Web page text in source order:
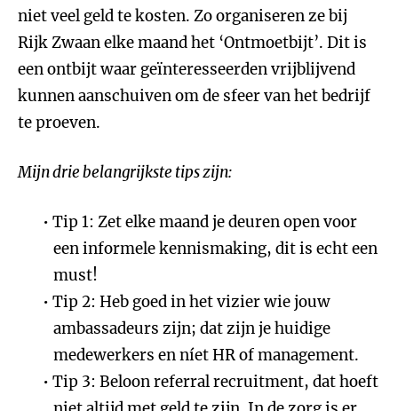
niet veel geld te kosten. Zo organiseren ze bij
Rijk Zwaan elke maand het ‘Ontmoetbijt’. Dit is
een ontbijt waar geïnteresseerden vrijblijvend
kunnen aanschuiven om de sfeer van het bedrijf
te proeven.
Mijn drie belangrijkste tips zijn:
Tip 1: Zet elke maand je deuren open voor
een informele kennismaking, dit is echt een
must!
Tip 2: Heb goed in het vizier wie jouw
ambassadeurs zijn; dat zijn je huidige
medewerkers en níet HR of management.
Tip 3: Beloon referral recruitment, dat hoeft